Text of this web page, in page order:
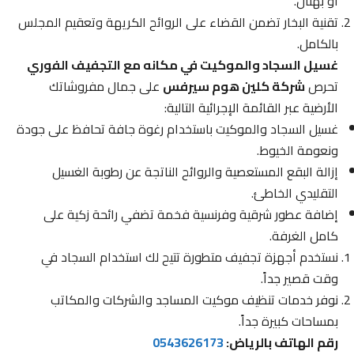
تقنية البخار تضمن القضاء على الروائح الكريهة وتعقيم المجلس
بالكامل.
غسيل السجاد والموكيت في مكانه مع التجفيف الفوري
تحرصشركة كلين هوم سيرفسعلى جمال مفروشاتك
الأرضية عبر القائمة الإجرائية التالية:
غسيل السجاد والموكيت باستخدام رغوة جافة تحافظ على جودة
ونعومة الخيوط.
إزالة البقع المستعصية والروائح الناتجة عن رطوبة الغسيل
التقليدي الخاطئ.
إضافة عطور شرقية وفرنسية فخمة تضفي رائحة زكية على
كامل الغرفة.
نستخدم أجهزة تجفيف متطورة تتيح لك استخدام السجاد في
وقت قصير جداً.
نوفر خدمات تنظيف موكيت المساجد والشركات والمكاتب
بمساحات كبيرة جداً.
رقم الهاتف بالرياض:0543626173